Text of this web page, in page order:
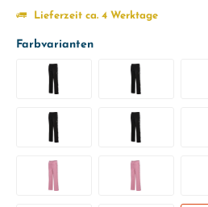
Lieferzeit ca. 4 Werktage
Farbvarianten